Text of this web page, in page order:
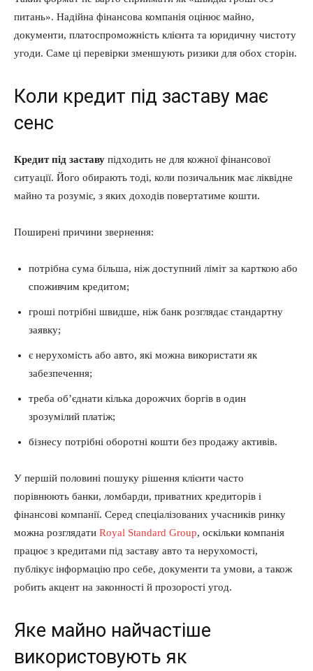
питань». Надійна фінансова компанія оцінює майно,
документи, платоспроможність клієнта та юридичну чистоту
угоди. Саме ці перевірки зменшують ризики для обох сторін.
Коли кредит під заставу має
сенс
Кредит під заставу підходить не для кожної фінансової
ситуації. Його обирають тоді, коли позичальник має ліквідне
майно та розуміє, з яких доходів повертатиме кошти.
Поширені причини звернення:
потрібна сума більша, ніж доступний ліміт за карткою або
споживчим кредитом;
гроші потрібні швидше, ніж банк розглядає стандартну
заявку;
є нерухомість або авто, які можна використати як
забезпечення;
треба об’єднати кілька дорожчих боргів в один
зрозумілий платіж;
бізнесу потрібні оборотні кошти без продажу активів.
У першій половині пошуку рішення клієнти часто
порівнюють банки, ломбарди, приватних кредиторів і
фінансові компанії. Серед спеціалізованих учасників ринку
можна розглядати Royal Standard Group, оскільки компанія
працює з кредитами під заставу авто та нерухомості,
публікує інформацію про себе, документи та умови, а також
робить акцент на законності й прозорості угод.
Яке майно найчастіше
використовують як